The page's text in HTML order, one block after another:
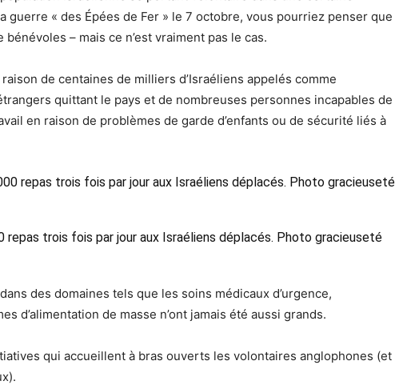
guerre « des Épées de Fer » le 7 octobre, vous pourriez penser que
– mais ce n’est vraiment pas le cas.
de centaines de milliers d’Israéliens appelés comme
quittant le pays et de nombreuses personnes incapables de
en raison de problèmes de garde d’enfants ou de sécurité liés à
repas trois fois par jour aux Israéliens déplacés. Photo gracieuseté
des domaines tels que les soins médicaux d’urgence,
d’alimentation de masse n’ont jamais été aussi grands.
qui accueillent à bras ouverts les volontaires anglophones (et